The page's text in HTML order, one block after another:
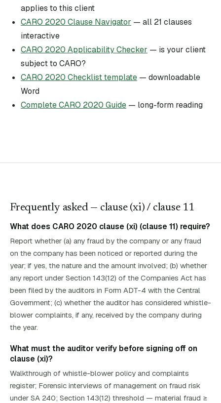
applies to this client
CARO 2020 Clause Navigator — all 21 clauses
interactive
CARO 2020 Applicability Checker — is your client
subject to CARO?
CARO 2020 Checklist template — downloadable
Word
Complete CARO 2020 Guide — long-form reading
Frequently asked — clause (xi)/ clause 11
What does CARO 2020 clause (xi) (clause 11) require?
Report whether (a) any fraud by the company or any fraud
on the company has been noticed or reported during the
year; if yes, the nature and the amount involved; (b) whether
any report under Section 143(12) of the Companies Act has
been filed by the auditors in Form ADT-4 with the Central
Government; (c) whether the auditor has considered whistle-
blower complaints, if any, received by the company during
the year.
What must the auditor verify before signing off on
clause (xi)?
Walkthrough of whistle-blower policy and complaints
register; Forensic interviews of management on fraud risk
under SA 240; Section 143(12) threshold — material fraud ≥